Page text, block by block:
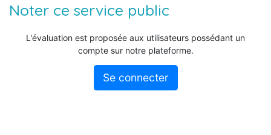
Noter ce service public
L'évaluation est proposée aux utilisateurs possédant un
compte sur notre plateforme.
Se connecter